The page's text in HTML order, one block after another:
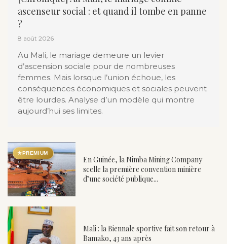
ascenseur social : et quand il tombe en panne
?
8 août 2026
Au Mali, le mariage demeure un levier
d’ascension sociale pour de nombreuses
femmes. Mais lorsque l’union échoue, les
conséquences économiques et sociales peuvent
être lourdes. Analyse d’un modèle qui montre
aujourd’hui ses limites.
★PREMIUM
En Guinée, la Nimba Mining Company
scelle la première convention minière
d’une société publique...
Mali : la Biennale sportive fait son retour à
Bamako, 43 ans après